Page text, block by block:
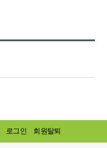
로그인 회원탈퇴